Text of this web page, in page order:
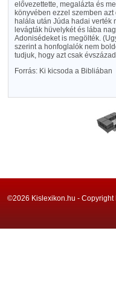
elővezettette, megalázta és
könyvében ezzel szemben
halála után Júda hadai verték
levágták hüvelykét és lába
Adonisédeket is megölték.
szerint a honfoglalók nem
tudjuk, hogy azt csak
Forrás: Ki kicsoda a Bibliában
©2026 Kislexikon.hu -